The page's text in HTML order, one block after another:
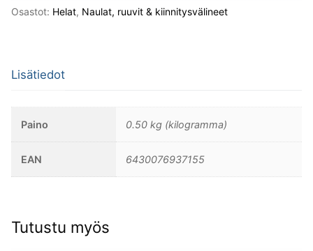
Uppokanta
pakkaus.
Osastot: Helat, Naulat, ruuvit & kiinnitysvälineet
Lisätiedot
Paino 0.50 kg (kilogramma)
EAN 6430076937155
Tutustu myös